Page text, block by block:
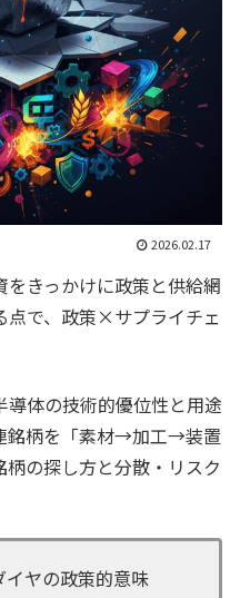
2026.02.17
きっかけに政策と供給網
点で、政策×サプライチェ
導体の技術的優位性と用途
銘柄を「素材→加工→装置
の探し方と分散・リスク
ヤの政策的意味